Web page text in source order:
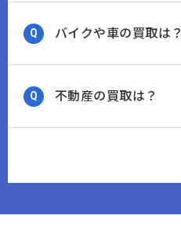
バイクや車の買取は？
不動産の買取は？